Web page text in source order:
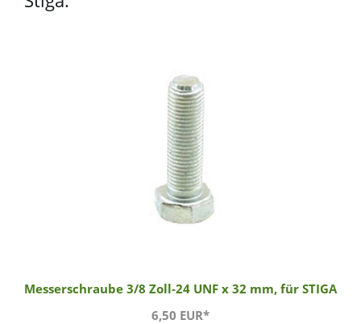
Messerschraube 3/8 Zoll-24 UNF x 32 mm, für STIGA
6,50 EUR*